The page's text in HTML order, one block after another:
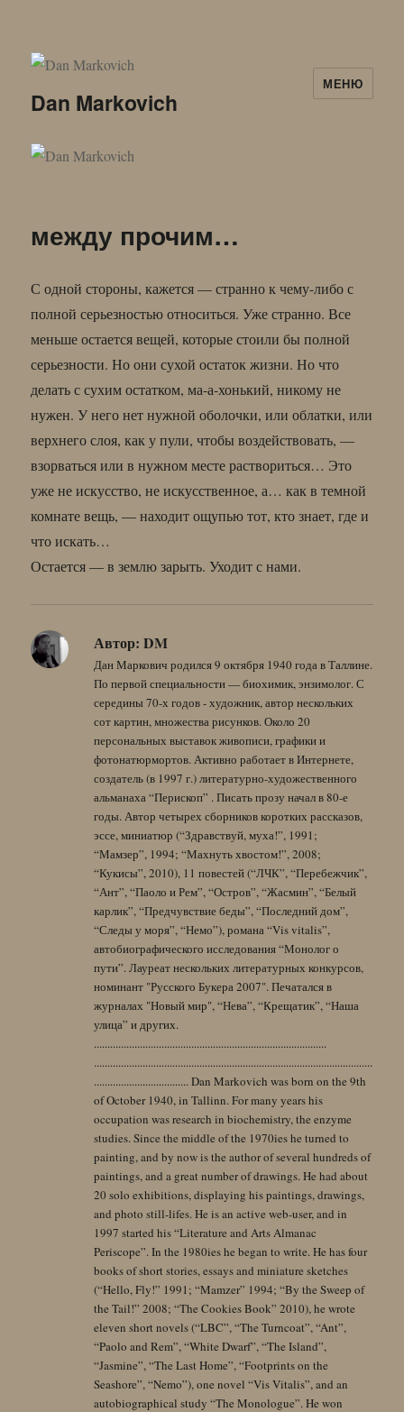
Dan Markovich
МЕНЮ
между прочим…
С одной стороны, кажется — странно к чему-либо с
полной серьезностью относиться. Уже странно. Все
меньше остается вещей, которые стоили бы полной
серьезности. Но они сухой остаток жизни. Но что
делать с сухим остатком, ма-а-хонький, никому не
нужен. У него нет нужной оболочки, или облатки, или
верхнего слоя, как у пули, чтобы воздействовать, —
взорваться или в нужном месте раствориться… Это
уже не искусство, не искусственное, а… как в темной
комнате вещь, — находит ощупью тот, кто знает, где и
что искать…
Остается — в землю зарыть. Уходит с нами.
Автор: DM
Дан Маркович родился 9 октября 1940 года в Таллине.
По первой специальности — биохимик, энзимолог. С
середины 70-х годов - художник, автор нескольких
сот картин, множества рисунков. Около 20
персональных выставок живописи, графики и
фотонатюрмортов. Активно работает в Интернете,
создатель (в 1997 г.) литературно-художественного
альманаха “Перископ” . Писать прозу начал в 80-е
годы. Автор четырех сборников коротких рассказов,
эссе, миниатюр (“Здравствуй, муха!”, 1991;
“Мамзер”, 1994; “Махнуть хвостом!”, 2008;
“Кукисы”, 2010), 11 повестей (“ЛЧК”, “Перебежчик”,
“Ант”, “Паоло и Рем”, “Остров”, “Жасмин”, “Белый
карлик”, “Предчувствие беды”, “Последний дом”,
“Следы у моря”, “Немо”), романа “Vis vitalis”,
автобиографического исследования “Монолог о
пути”. Лауреат нескольких литературных конкурсов,
номинант "Русского Букера 2007". Печатался в
журналах "Новый мир", “Нева”, “Крещатик”, “Наша
улица” и других.
......................................................................................
.......................................................................................................
................................... Dan Markovich was born on the 9th
of October 1940, in Tallinn. For many years his
occupation was research in biochemistry, the enzyme
studies. Since the middle of the 1970ies he turned to
painting, and by now is the author of several hundreds of
paintings, and a great number of drawings. He had about
20 solo exhibitions, displaying his paintings, drawings,
and photo still-lifes. He is an active web-user, and in
1997 started his “Literature and Arts Almanac
Periscope”. In the 1980ies he began to write. He has four
books of short stories, essays and miniature sketches
(“Hello, Fly!” 1991; “Mamzer” 1994; “By the Sweep of
the Tail!” 2008; “The Cookies Book” 2010), he wrote
eleven short novels (“LBC”, “The Turncoat”, “Ant”,
“Paolo and Rem”, “White Dwarf”, “The Island”,
“Jasmine”, “The Last Home”, “Footprints on the
Seashore”, “Nemo”), one novel “Vis Vitalis”, and an
autobiographical study “The Monologue”. He won